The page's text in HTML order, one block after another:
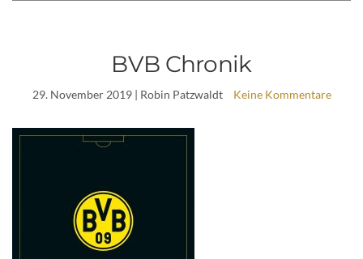
BVB Chronik
29. November 2019| Robin Patzwaldt Keine Kommentare